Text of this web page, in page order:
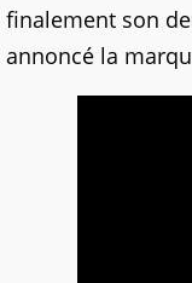
finalement son
annoncé la